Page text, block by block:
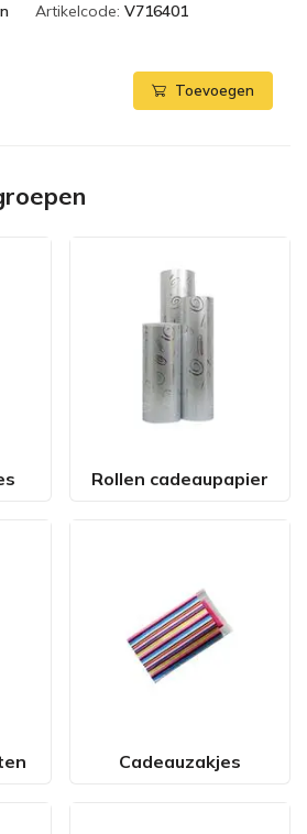
Artikelcode: V716401
Toevoegen
Rollen cadeaupapier
Cadeauzakjes